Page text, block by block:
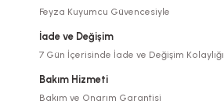
Feyza Kuyumcu Güvencesiyle
İade ve Değişim
7 Gün İçerisinde İade ve Değişim Kolaylığı
Bakım Hizmeti
Bakım ve Onarım Garantisi